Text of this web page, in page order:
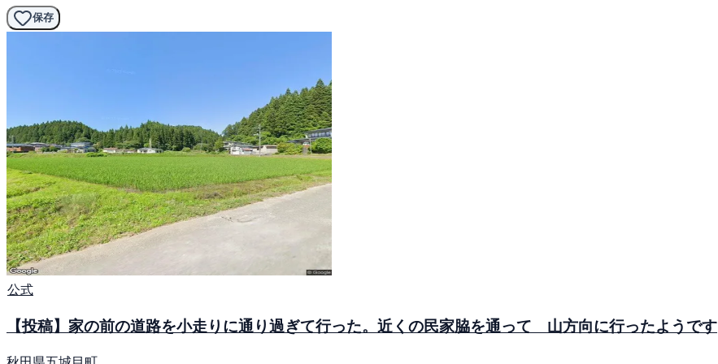
保存
公式
【投稿】家の前の道路を小走りに通り過ぎて行った。近くの民家脇を通って 山方向に行ったようです